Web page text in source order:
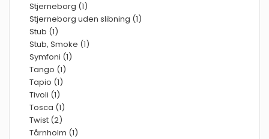
Stjerneborg (1)
Stjerneborg uden slibning (1)
Stub (1)
Stub, Smoke (1)
Symfoni (1)
Tango (1)
Tapio (1)
Tivoli (1)
Tosca (1)
Twist (2)
Tårnholm (1)